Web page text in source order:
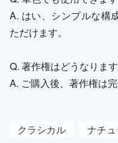
A. はい、シンプルな構
ただけます。
Q. 著作権はどうなりま
A. ご購入後、著作権は
クラシカル ナチ